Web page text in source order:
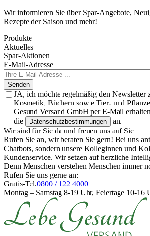
Wir informieren Sie über Spar-Angebote,
Rezepte der Saison und mehr!
Produkte
Aktuelles
Spar-Aktionen
E-Mail-Adresse
Senden
JA, ich möchte regelmäßig den Newsletter
Kosmetik, Büchern sowie Tier- und
Gesund Versand GmbH per E-Mail
die
Datenschutzbestimmungen
an.
Wir sind für Sie da und freuen uns auf Sie
Rufen Sie an, wir beraten Sie gern! Bei uns
Chatbots, sondern unsere Kolleginnen und
Kundenservice. Wir setzen auf herzliche
Denn Menschen verstehen Menschen immer
Rufen Sie uns gerne an:
Gratis-Tel.0800 / 122 4000
Montag – Samstag 8-19 Uhr, Feiertage 10-16